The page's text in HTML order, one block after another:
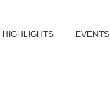
HIGHLIGHTS EVENTS